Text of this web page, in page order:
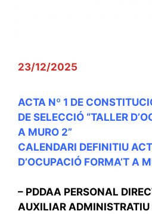
23/12/2025
ACTA Nº 1 DE
DE SELECCIÓ “TALLER
A MURO 2”
CALENDARI DEFINITIU
D’OCUPACIÓ FORMA’T A
– PDDAA PERSONAL
AUXILIAR ADMINISTRATIU